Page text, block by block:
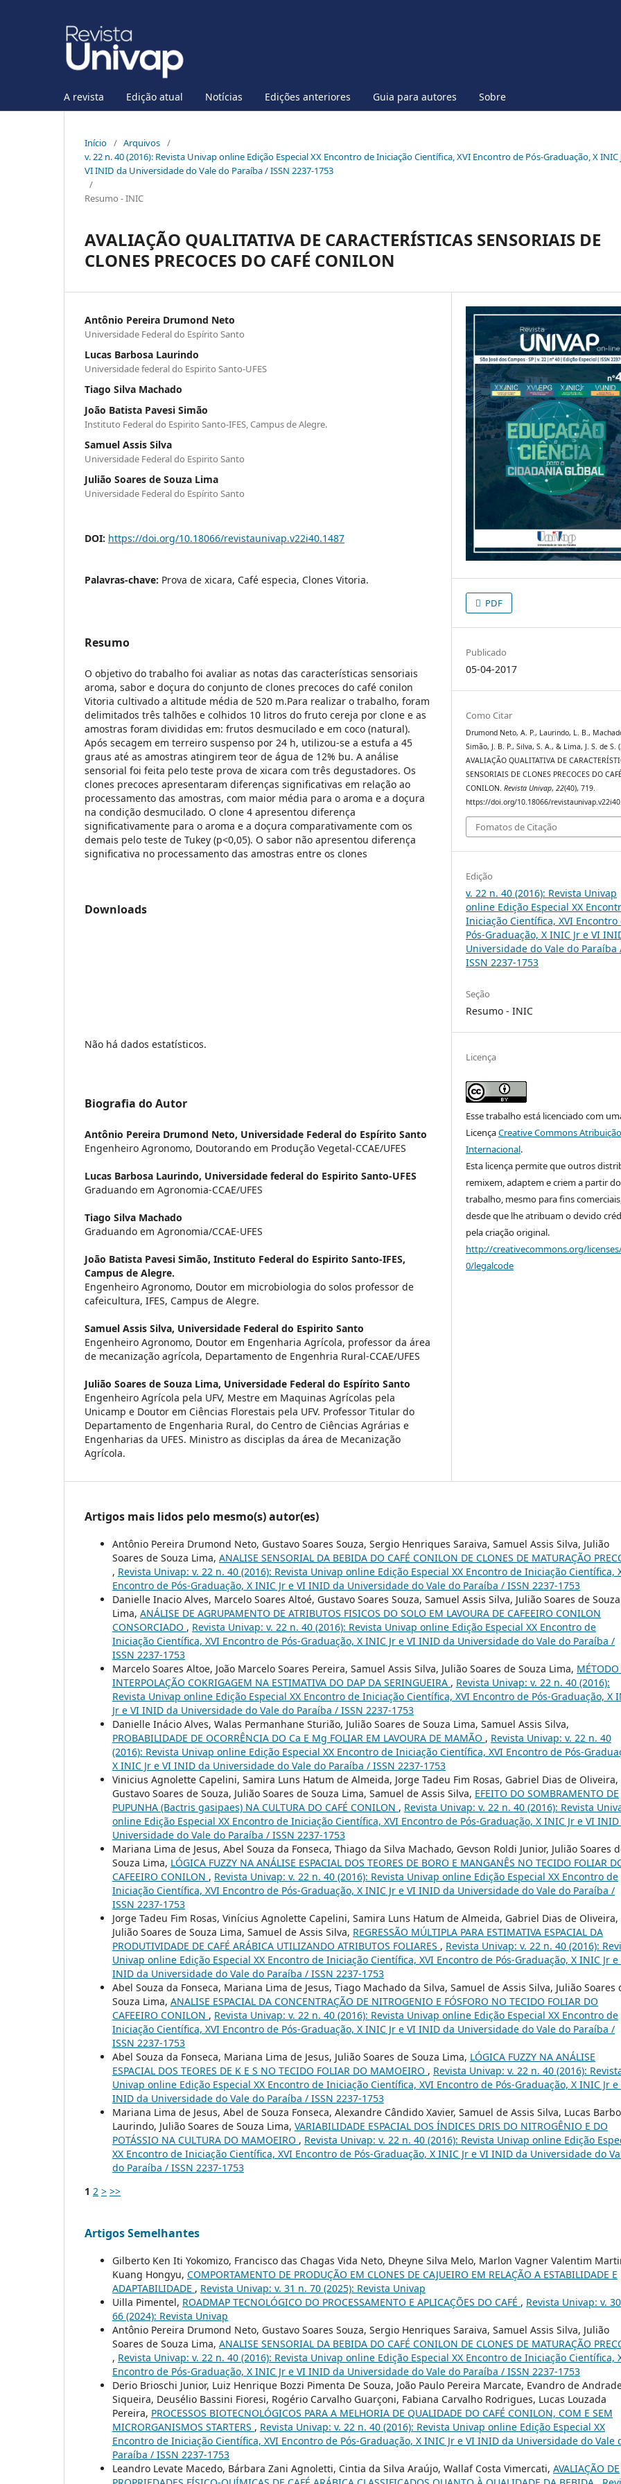
A revista Edição atual Notícias Edições anteriores Guia para autores Sobre
Início / Arquivos /
v. 22 n. 40 (2016): Revista Univap online Edição Especial XX Encontro de Iniciação Científica, XVI Encontro de Pós-Graduação, X INIC
VI INID da Universidade do Vale do Paraíba / ISSN 2237-1753
/
Resumo - INIC
AVALIAÇÃO QUALITATIVA DE CARACTERÍSTICAS SENSORIAIS DE
CLONES PRECOCES DO CAFÉ CONILON
Antônio Pereira Drumond Neto
Universidade Federal do Espírito Santo
Lucas Barbosa Laurindo
Universidade federal do Espirito Santo-UFES
Tiago Silva Machado
João Batista Pavesi Simão
Instituto Federal do Espirito Santo-IFES, Campus de Alegre.
Samuel Assis Silva
Universidade Federal do Espirito Santo
Julião Soares de Souza Lima
Universidade Federal do Espírito Santo
DOI: https://doi.org/10.18066/revistaunivap.v22i40.1487
Palavras-chave: Prova de xicara, Café especia, Clones Vitoria.
Resumo
O objetivo do trabalho foi avaliar as notas das características sensoriais
aroma, sabor e doçura do conjunto de clones precoces do café conilon
Vitoria cultivado a altitude média de 520 m.Para realizar o trabalho, foram
delimitados três talhões e colhidos 10 litros do fruto cereja por clone e as
amostras foram divididas em: frutos desmucilado e em coco (natural).
Após secagem em terreiro suspenso por 24 h, utilizou-se a estufa a 45
graus até as amostras atingirem teor de água de 12% bu. A análise
sensorial foi feita pelo teste prova de xicara com três degustadores. Os
clones precoces apresentaram diferenças significativas em relação ao
processamento das amostras, com maior média para o aroma e a doçura
na condição desmucilado. O clone 4 apresentou diferença
significativamente para o aroma e a doçura comparativamente com os
demais pelo teste de Tukey (p<0,05). O sabor não apresentou diferença
significativa no processamento das amostras entre os clones
Downloads
Não há dados estatísticos.
Biografia do Autor
Antônio Pereira Drumond Neto, Universidade Federal do Espírito Santo
Engenheiro Agronomo, Doutorando em Produção Vegetal-CCAE/UFES
Lucas Barbosa Laurindo, Universidade federal do Espirito Santo-UFES
Graduando em Agronomia-CCAE/UFES
Tiago Silva Machado
Graduando em Agronomia/CCAE-UFES
João Batista Pavesi Simão, Instituto Federal do Espirito Santo-IFES,
Campus de Alegre.
Engenheiro Agronomo, Doutor em microbiologia do solos professor de
cafeicultura, IFES, Campus de Alegre.
Samuel Assis Silva, Universidade Federal do Espirito Santo
Engenheiro Agronomo, Doutor em Engenharia Agrícola, professor da área
de mecanização agrícola, Departamento de Engenhria Rural-CCAE/UFES
Julião Soares de Souza Lima, Universidade Federal do Espírito Santo
Engenheiro Agrícola pela UFV, Mestre em Maquinas Agrícolas pela
Unicamp e Doutor em Ciências Florestais pela UFV. Professor Titular do
Departamento de Engenharia Rural, do Centro de Ciências Agrárias e
Engenharias da UFES. Ministro as disciplas da área de Mecanização
Agrícola.
PDF
Publicado
05-04-2017
Como Citar
Drumond Neto, A. P., Laurindo, L. B.,
Simão, J. B. P., Silva, S. A., & Lima, J. S. de S.
AVALIAÇÃO QUALITATIVA DE
SENSORIAIS DE CLONES PRECOCES DO
CONILON.Revista Univap,22(40), 719.
https://doi.org/10.18066/
Fomatos de Citação
Edição
v. 22 n. 40 (2016): Revista Univap
online Edição Especial XX
Iniciação Científica, XVI Encontro
Pós-Graduação, X INIC Jr e VI
Universidade do Vale do Paraíba
ISSN 2237-1753
Seção
Resumo - INIC
Licença
Esse trabalho está licenciado com
LicençaCreative Commons
Internacional.
Esta licença permite que outros
remixem, adaptem e criem a partir
trabalho, mesmo para fins
desde que lhe atribuam o devido
pela criação original.
http://creativecommons.org/
0/legalcode
Artigos mais lidos pelo mesmo(s) autor(es)
Antônio Pereira Drumond Neto, Gustavo Soares Souza, Sergio Henriques Saraiva, Samuel Assis Silva, Julião
Soares de Souza Lima, ANALISE SENSORIAL DA BEBIDA DO CAFÉ CONILON DE CLONES DE MATURAÇÃO
, Revista Univap: v. 22 n. 40 (2016): Revista Univap online Edição Especial XX Encontro de Iniciação Científica,
Encontro de Pós-Graduação, X INIC Jr e VI INID da Universidade do Vale do Paraíba / ISSN 2237-1753
Danielle Inacio Alves, Marcelo Soares Altoé, Gustavo Soares Souza, Samuel Assis Silva, Julião Soares de Souza
Lima, ANÁLISE DE AGRUPAMENTO DE ATRIBUTOS FISICOS DO SOLO EM LAVOURA DE CAFEEIRO CONILON
CONSORCIADO , Revista Univap: v. 22 n. 40 (2016): Revista Univap online Edição Especial XX Encontro de
Iniciação Científica, XVI Encontro de Pós-Graduação, X INIC Jr e VI INID da Universidade do Vale do Paraíba /
ISSN 2237-1753
Marcelo Soares Altoe, João Marcelo Soares Pereira, Samuel Assis Silva, Julião Soares de Souza Lima, MÉTODO
INTERPOLAÇÃO COKRIGAGEM NA ESTIMATIVA DO DAP DA SERINGUEIRA , Revista Univap: v. 22 n. 40 (2016):
Revista Univap online Edição Especial XX Encontro de Iniciação Científica, XVI Encontro de Pós-Graduação, X
Jr e VI INID da Universidade do Vale do Paraíba / ISSN 2237-1753
Danielle Inácio Alves, Walas Permanhane Sturião, Julião Soares de Souza Lima, Samuel Assis Silva,
PROBABILIDADE DE OCORRÊNCIA DO Ca E Mg FOLIAR EM LAVOURA DE MAMÃO , Revista Univap: v. 22 n. 40
(2016): Revista Univap online Edição Especial XX Encontro de Iniciação Científica, XVI Encontro de Pós-
X INIC Jr e VI INID da Universidade do Vale do Paraíba / ISSN 2237-1753
Vinicius Agnolette Capelini, Samira Luns Hatum de Almeida, Jorge Tadeu Fim Rosas, Gabriel Dias de Oliveira,
Gustavo Soares de Souza, Julião Soares de Souza Lima, Samuel de Assis Silva, EFEITO DO SOMBRAMENTO DE
PUPUNHA (Bactris gasipaes) NA CULTURA DO CAFÉ CONILON , Revista Univap: v. 22 n. 40 (2016): Revista
online Edição Especial XX Encontro de Iniciação Científica, XVI Encontro de Pós-Graduação, X INIC Jr e VI
Universidade do Vale do Paraíba / ISSN 2237-1753
Mariana Lima de Jesus, Abel Souza da Fonseca, Thiago da Silva Machado, Gevson Roldi Junior, Julião Soares
Souza Lima, LÓGICA FUZZY NA ANÁLISE ESPACIAL DOS TEORES DE BORO E MANGANÊS NO TECIDO FOLIAR
CAFEEIRO CONILON , Revista Univap: v. 22 n. 40 (2016): Revista Univap online Edição Especial XX Encontro de
Iniciação Científica, XVI Encontro de Pós-Graduação, X INIC Jr e VI INID da Universidade do Vale do Paraíba /
ISSN 2237-1753
Jorge Tadeu Fim Rosas, Vinícius Agnolette Capelini, Samira Luns Hatum de Almeida, Gabriel Dias de Oliveira,
Julião Soares de Souza Lima, Samuel de Assis Silva, REGRESSÃO MÚLTIPLA PARA ESTIMATIVA ESPACIAL DA
PRODUTIVIDADE DE CAFÉ ARÁBICA UTILIZANDO ATRIBUTOS FOLIARES , Revista Univap: v. 22 n. 40 (2016):
Univap online Edição Especial XX Encontro de Iniciação Científica, XVI Encontro de Pós-Graduação, X INIC Jr e
INID da Universidade do Vale do Paraíba / ISSN 2237-1753
Abel Souza da Fonseca, Mariana Lima de Jesus, Tiago Machado da Silva, Samuel de Assis Silva, Julião Soares
Souza Lima, ANALISE ESPACIAL DA CONCENTRAÇÃO DE NITROGENIO E FÓSFORO NO TECIDO FOLIAR DO
CAFEEIRO CONILON , Revista Univap: v. 22 n. 40 (2016): Revista Univap online Edição Especial XX Encontro de
Iniciação Científica, XVI Encontro de Pós-Graduação, X INIC Jr e VI INID da Universidade do Vale do Paraíba /
ISSN 2237-1753
Abel Souza da Fonseca, Mariana Lima de Jesus, Julião Soares de Souza Lima, LÓGICA FUZZY NA ANÁLISE
ESPACIAL DOS TEORES DE K E S NO TECIDO FOLIAR DO MAMOEIRO , Revista Univap: v. 22 n. 40 (2016):
Univap online Edição Especial XX Encontro de Iniciação Científica, XVI Encontro de Pós-Graduação, X INIC Jr e
INID da Universidade do Vale do Paraíba / ISSN 2237-1753
Mariana Lima de Jesus, Abel de Souza Fonseca, Alexandre Cândido Xavier, Samuel de Assis Silva, Lucas
Laurindo, Julião Soares de Souza Lima, VARIABILIDADE ESPACIAL DOS ÍNDICES DRIS DO NITROGÊNIO E DO
POTÁSSIO NA CULTURA DO MAMOEIRO , Revista Univap: v. 22 n. 40 (2016): Revista Univap online Edição
XX Encontro de Iniciação Científica, XVI Encontro de Pós-Graduação, X INIC Jr e VI INID da Universidade do
do Paraíba / ISSN 2237-1753
1 2 > >>
Artigos Semelhantes
Gilberto Ken Iti Yokomizo, Francisco das Chagas Vida Neto, Dheyne Silva Melo, Marlon Vagner Valentim
Kuang Hongyu, COMPORTAMENTO DE PRODUÇÃO EM CLONES DE CAJUEIRO EM RELAÇÃO A ESTABILIDADE E
ADAPTABILIDADE , Revista Univap: v. 31 n. 70 (2025): Revista Univap
Uilla Pimentel, ROADMAP TECNOLÓGICO DO PROCESSAMENTO E APLICAÇÕES DO CAFÉ , Revista Univap: v.
66 (2024): Revista Univap
Antônio Pereira Drumond Neto, Gustavo Soares Souza, Sergio Henriques Saraiva, Samuel Assis Silva, Julião
Soares de Souza Lima, ANALISE SENSORIAL DA BEBIDA DO CAFÉ CONILON DE CLONES DE MATURAÇÃO
, Revista Univap: v. 22 n. 40 (2016): Revista Univap online Edição Especial XX Encontro de Iniciação Científica,
Encontro de Pós-Graduação, X INIC Jr e VI INID da Universidade do Vale do Paraíba / ISSN 2237-1753
Derio Brioschi Junior, Luiz Henrique Bozzi Pimenta De Souza, João Paulo Pereira Marcate, Evandro de
Siqueira, Deusélio Bassini Fioresi, Rogério Carvalho Guarçoni, Fabiana Carvalho Rodrigues, Lucas Louzada
Pereira, PROCESSOS BIOTECNOLÓGICOS PARA A MELHORIA DE QUALIDADE DO CAFÉ CONILON, COM E SEM
MICRORGANISMOS STARTERS , Revista Univap: v. 22 n. 40 (2016): Revista Univap online Edição Especial XX
Encontro de Iniciação Científica, XVI Encontro de Pós-Graduação, X INIC Jr e VI INID da Universidade do Vale
Paraíba / ISSN 2237-1753
Leandro Levate Macedo, Bárbara Zani Agnoletti, Cintia da Silva Araújo, Wallaf Costa Vimercati, AVALIAÇÃO DE